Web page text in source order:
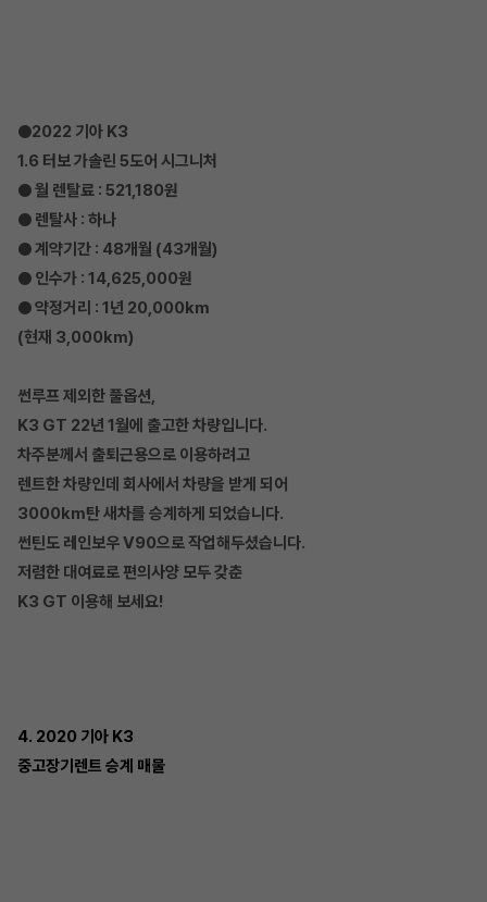
●2022 기아 K3
1.6 터보 가솔린 5도어 시그니처
● 월 렌탈료 : 521,180원
● 렌탈사 : 하나
● 계약기간 : 48개월 (43개월)
● 인수가 : 14,625,000원
● 약정거리 : 1년 20,000km
(현재 3,000km)
썬루프 제외한 풀옵션,
K3 GT 22년 1월에 출고한 차량입니다.
차주분께서 출퇴근용으로 이용하려고
렌트한 차량인데 회사에서 차량을 받게 되어
3000km탄 새차를 승계하게 되었습니다.
썬틴도 레인보우 V90으로 작업해두셨습니다.
저렴한 대여료로 편의사양 모두 갖춘
K3 GT 이용해 보세요!
4. 2020 기아 K3
중고장기렌트 승계 매물